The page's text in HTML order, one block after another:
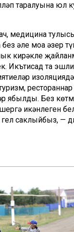
таралуына
медицина
әле моңа әзер
кирәкле
Икътисад та
рестораннар
ябылды. Без
икәнлеген
гел саклыйбыз, —